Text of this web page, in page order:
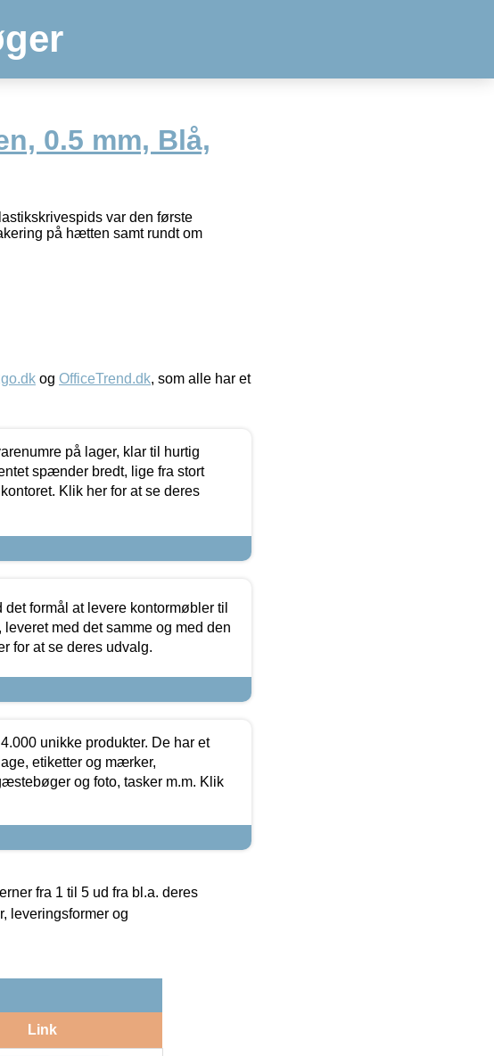
0.5 mm, Blå,
var den første
på hætten samt rundt om
og OfficeTrend.dk, som alle har et
på lager, klar til hurtig
spænder bredt, lige fra stort
Klik her for at se deres
formål at levere kontormøbler til
med det samme og med den
for at se deres udvalg.
unikke produkter. De har et
etiketter og mærker,
og foto, tasker m.m. Klik
fra 1 til 5 ud fra bl.a. deres
leveringsformer og
Link